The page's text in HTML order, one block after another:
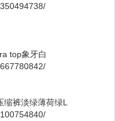
top象牙白
裤淡绿薄荷绿L